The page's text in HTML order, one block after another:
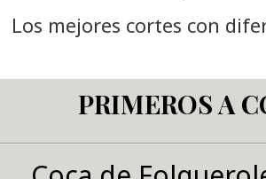
Los mejores cortes con
PRIMEROS A